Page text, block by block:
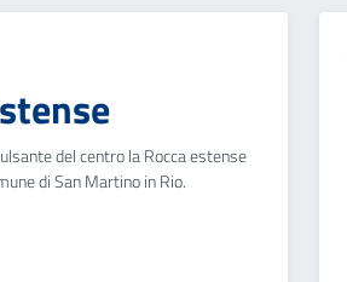
del centro la Rocca estense
di San Martino in Rio.